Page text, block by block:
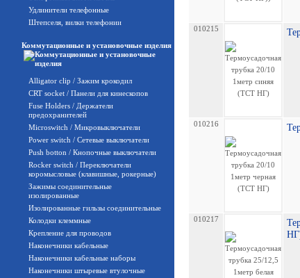
Удлинители телефонные
Штепселя, вилки телефонии
Коммутационные и установочные изделия
Alligator clip / Зажим крокодил
CRT socket / Панели для кинескопов
Fuse Holders / Держатели
предохранителей
Microswitch / Микровыключатели
Power switch / Сетевые выключатели
Push botton / Кнопочные выключатели
Rocker switch / Переключатели
коромысловые (клавишные, рокерные)
Зажимы соединительные
изолированные
Изолированные гильзы соединительные
Колодки клеммные
Крепление для проводов
Наконечники кабельные
Наконечники кабельные наборы
Наконечники штыревые втулочные
010215
010216
010217